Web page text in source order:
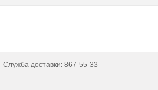
Служба доставки: 867-55-33